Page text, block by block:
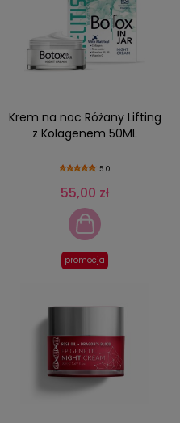
Krem na noc Różany Lifting
z Kolagenem 50ML
5.0
55,00 zł
promocja